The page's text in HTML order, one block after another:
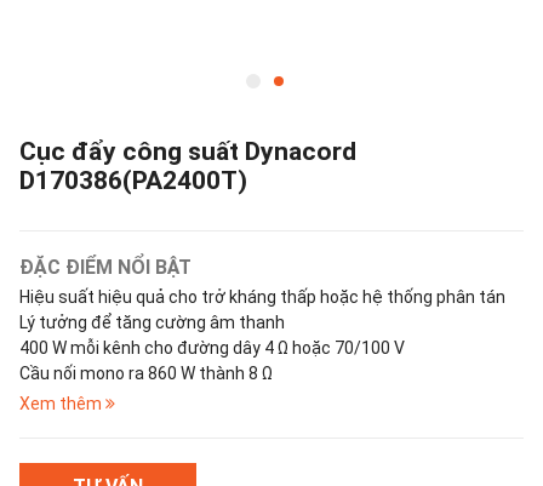
Cục đẩy công suất Dynacord
D170386(PA2400T)
ĐẶC ĐIỂM NỔI BẬT
Hiệu suất hiệu quả cho trở kháng thấp hoặc hệ thống phân tán
Lý tưởng để tăng cường âm thanh
400 W mỗi kênh cho đường dây 4 Ω hoặc 70/100 V
Cầu nối mono ra 860 W thành 8 Ω
Thiết kế 2 RU nhỏ gọn
Xem thêm